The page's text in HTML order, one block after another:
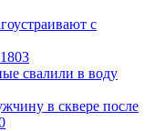
с
1803
свалили в воду
в сквере после